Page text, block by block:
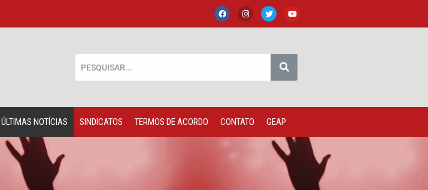
ÚLTIMAS NOTÍCIAS SINDICATOS TERMOS DE ACORDO CONTATO GEAP